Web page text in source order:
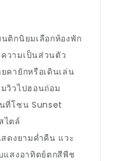
ติกนิยมเลือกห้องพัก
วามเป็นส่วนตัว
คายักหรือเดินเล่น
วิวไปฮอนถ่อม
ที่โซน Sunset
ไตล์
ดงยามค่ำคืน แวะ
แสงอาทิตย์ตกสีพีช